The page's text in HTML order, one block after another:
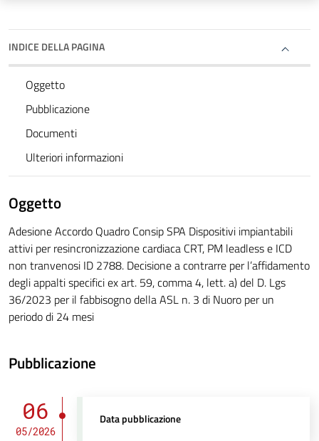
INDICE DELLA PAGINA
Oggetto
Pubblicazione
Documenti
Ulteriori informazioni
Oggetto
Adesione Accordo Quadro Consip SPA Dispositivi impiantabili
attivi per resincronizzazione cardiaca CRT, PM leadless e ICD
non tranvenosi ID 2788. Decisione a contrarre per l’affidamento
degli appalti specifici ex art. 59, comma 4, lett. a) del D. Lgs
36/2023 per il fabbisogno della ASL n. 3 di Nuoro per un
periodo di 24 mesi
Pubblicazione
06
05/2026
Data pubblicazione